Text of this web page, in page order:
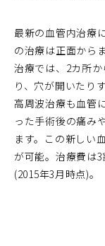
最新の血管内治療
の治療は正面から
治療では、2カ所
り、穴が開いたり
高周波治療も血管
った手術後の痛み
ます。この新しい
が可能。治療費は
(2015年3月時点)。